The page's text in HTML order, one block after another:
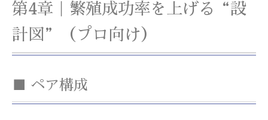
第4章｜繁殖成功率を上げる“設
計図”（プロ向け）
■ ペア構成